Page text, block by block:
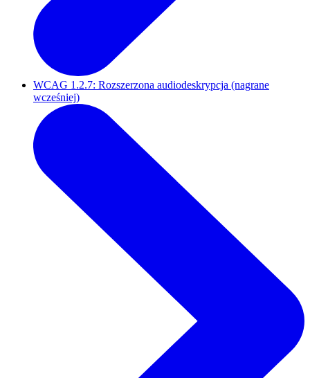
WCAG 1.2.7: Rozszerzona audiodeskrypcja (nagrane
wcześniej)